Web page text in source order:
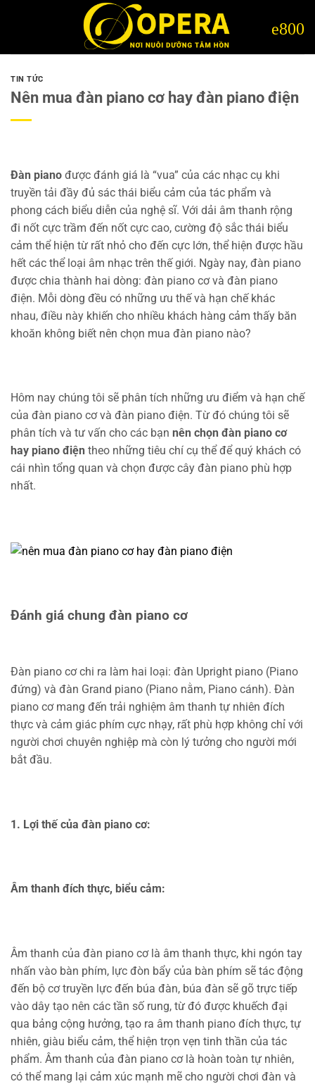
TIN TỨC
Nên mua đàn piano cơ hay đàn piano điện
Đàn piano được đánh giá là “vua” của các nhạc cụ khi
truyền tải đầy đủ sác thái biểu cảm của tác phẩm và
phong cách biểu diễn của nghệ sĩ. Với dải âm thanh rộng
đi nốt cực trầm đến nốt cực cao, cường độ sắc thái biểu
cảm thể hiện từ rất nhỏ cho đến cực lớn, thể hiện được hầu
hết các thể loại âm nhạc trên thế giới. Ngày nay, đàn piano
được chia thành hai dòng: đàn piano cơ và đàn piano
điện. Mỗi dòng đều có những ưu thế và hạn chế khác
nhau, điều này khiến cho nhiều khách hàng cảm thấy băn
khoăn không biết nên chọn mua đàn piano nào?
Hôm nay chúng tôi sẽ phân tích những ưu điểm và hạn chế
của đàn piano cơ và đàn piano điện. Từ đó chúng tôi sẽ
phân tích và tư vấn cho các bạn nên chọn đàn piano cơ
hay piano điện theo những tiêu chí cụ thể để quý khách có
cái nhìn tổng quan và chọn được cây đàn piano phù hợp
nhất.
Đánh giá chung đàn piano cơ
Đàn piano cơ chi ra làm hai loại: đàn Upright piano (Piano
đứng) và đàn Grand piano (Piano nằm, Piano cánh). Đàn
piano cơ mang đến trải nghiệm âm thanh tự nhiên đích
thực và cảm giác phím cực nhạy, rất phù hợp không chỉ với
người chơi chuyên nghiệp mà còn lý tưởng cho người mới
bắt đầu.
1. Lợi thế của đàn piano cơ:
Âm thanh đích thực, biểu cảm:
Âm thanh của đàn piano cơ là âm thanh thực, khi ngón tay
nhấn vào bàn phím, lực đòn bẩy của bàn phím sẽ tác động
đến bộ cơ truyền lực đến búa đàn, búa đàn sẽ gõ trực tiếp
vào dây tạo nên các tần số rung, từ đó được khuếch đại
qua bảng cộng hưởng, tạo ra âm thanh piano đích thực, tự
nhiên, giàu biểu cảm, thể hiện trọn vẹn tinh thần của tác
phẩm. Âm thanh của đàn piano cơ là hoàn toàn tự nhiên,
có thể mang lại cảm xúc mạnh mẽ cho người chơi đàn và